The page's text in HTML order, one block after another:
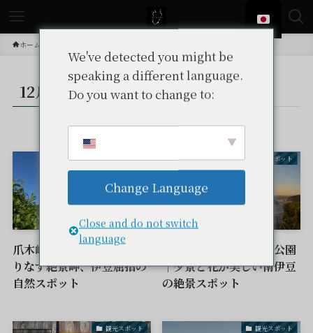
ホーム
12月 – tax –
観光スポット
爪木崎｜水仙と青い海が織
りなす絶景岬、伊豆屈指の
自然スポット
観光スポット
あいあい岬・ユウスゲ公園
｜夕景と花が美しい南伊豆
の絶景スポット
観光スポット 観光スポット
We've detected you might be
speaking a different language.
Do you want to change to:
Change Language
Close and do not switch
language